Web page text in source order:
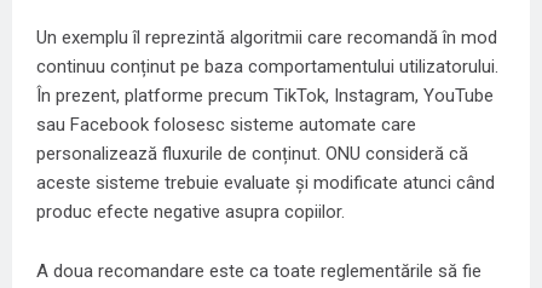
Un exemplu îl reprezintă algoritmii care recomandă în mod
continuu conținut pe baza comportamentului utilizatorului.
În prezent, platforme precum TikTok, Instagram, YouTube
sau Facebook folosesc sisteme automate care
personalizează fluxurile de conținut. ONU consideră că
aceste sisteme trebuie evaluate și modificate atunci când
produc efecte negative asupra copiilor.
A doua recomandare este ca toate reglementările să fie